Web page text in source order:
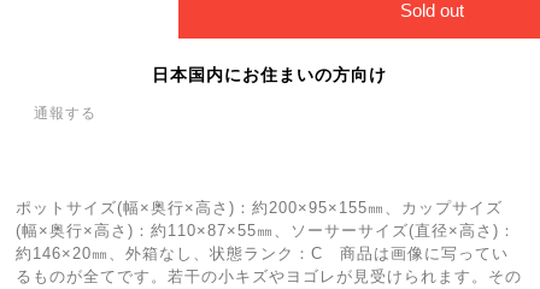
Sold out
日本国内にお住まいの方向け
通報する
ポットサイズ(幅×奥行×高さ)：約200×95×155㎜、カップサイズ
(幅×奥行×高さ)：約110×87×55㎜、ソーサーサイズ(直径×高さ)：
約146×20㎜、外箱なし、状態ランク：C 商品は画像に写ってい
るものが全てです。若干の小キズやヨゴレが見受けられます。その